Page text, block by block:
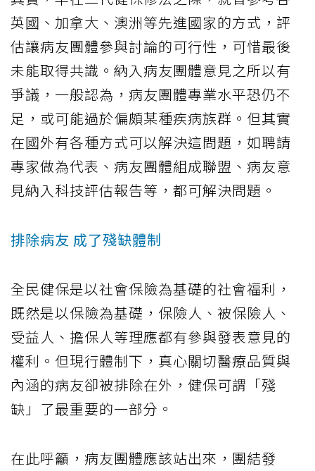
英國、加拿大、澳洲等先進國家的方式，評
估讓病友團體參與討論的可行性，可惜最後
未能取得共識。納入病友團體意見之所以有
爭議，一般認為，病友團體專業水平恐仍不
足，或可能過於偏頗某種疾病族群。但其實
在國外有各種方式可以解決這問題，如聘請
專家做為代表、病友團體組成聯盟、病友意
見納入科技評估報告等，都可解決問題。
排除病友 成了殘缺體制
全民健保是以社會保險為基礎的社會福利，
既然是以保險為基礎，保險人、被保險人、
受益人、擔保人等理應都有參與發表意見的
權利。但現行體制下，真心關切醫療品質與
內涵的病友卻被排除在外，健保可謂「殘
缺」了最重要的一部分。
在此呼籲，病友團體應該站出來，團結發